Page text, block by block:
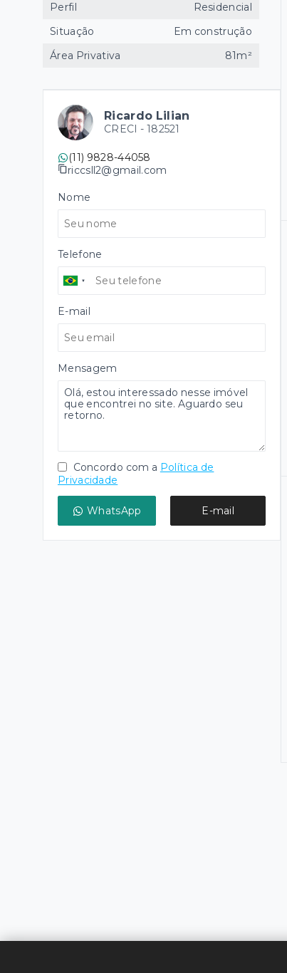
Perfil
Residencial
Situação
Em construção
Área Privativa
81m²
Ricardo Lilian
CRECI - 182521
(11) 9828-44058
riccsll2@gmail.com
Nome
Telefone
E-mail
Mensagem
Concordo com a Política de
Privacidade
WhatsApp E-mail